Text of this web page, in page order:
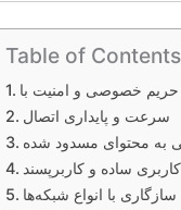
Table of Contents
سرعت و پایداری اتصال
به محتوای مسدود شده
ساده و کاربرپسند
سازگاری با انواع شبکه‌ها